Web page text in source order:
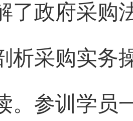
了政府采购
析采购实务
。参训学员